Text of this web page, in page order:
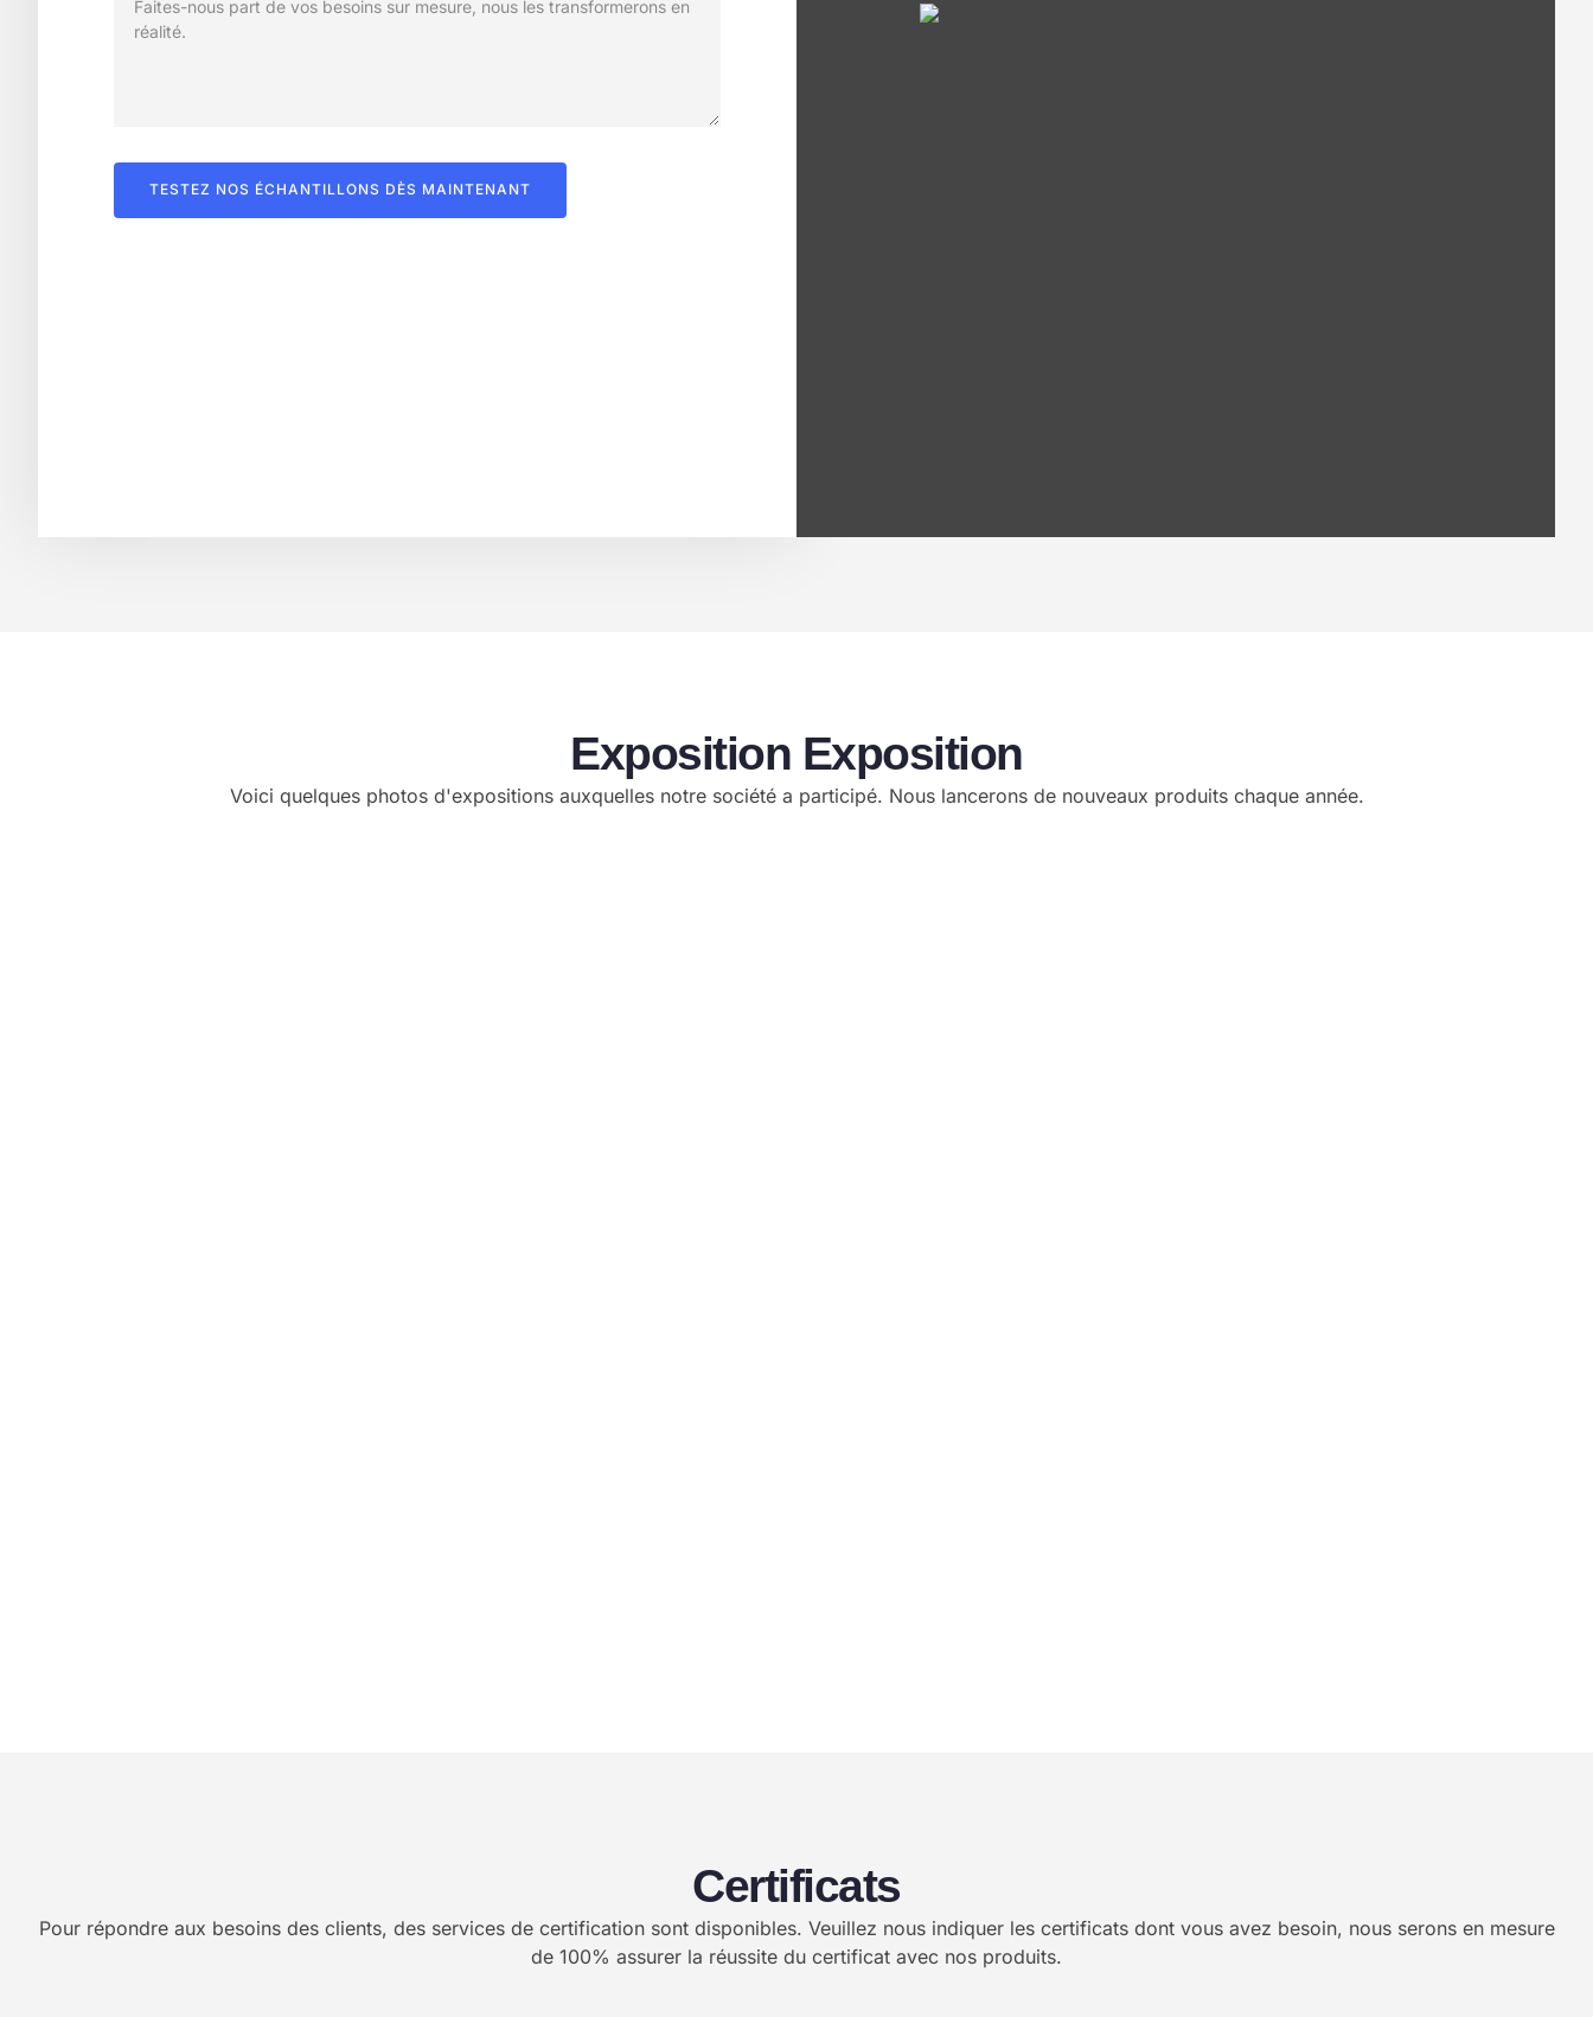
TESTEZ NOS ÉCHANTILLONS DÈS MAINTENANT
Exposition Exposition
Voici quelques photos d'expositions auxquelles notre société a participé. Nous lancerons de nouveaux produits chaque année.
Certificats
Pour répondre aux besoins des clients, des services de certification sont disponibles. Veuillez nous indiquer les certificats dont vous avez besoin, nous serons en mesure
de 100% assurer la réussite du certificat avec nos produits.